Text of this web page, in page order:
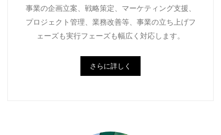
事業の企画立案、戦略策定、マーケティング支援、
プロジェクト管理、業務改善等、事業の立ち上げフ
ェーズも実行フェーズも幅広く対応します。
さらに詳しく